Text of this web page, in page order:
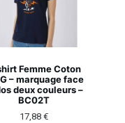
Femme Coton
– marquage face
deux couleurs –
BC02T
17,88 €